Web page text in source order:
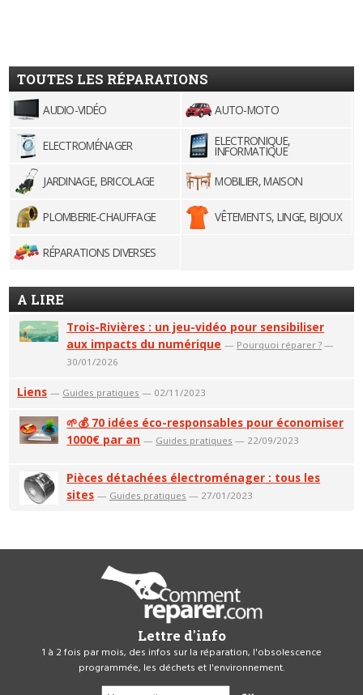
TOUTES LES RÉPARATIONS
AUDIO-VIDÉO AUTO-MOTO
ELECTROMÉNAGER ELECTRONIQUE,
INFORMATIQUE
JARDINAGE, BRICOLAGE
MOBILIER, MAISON
PLOMBERIE-CHAUFFAGE VÊTEMENTS, LINGE, BIJOUX
RÉPARATIONS DIVERSES
A LIRE
Trois-Rivières : un jeu-vidéo pour sensibiliser
aux impacts du numérique — Pourquoi réparer ? —
30/01/2026
Liens — Guides pratiques — 02/11/2023
🌱💰 70 idées éco-responsables pour économiser
1000€ par an — Guides pratiques — 22/09/2023
Pièces détachées électroménager : tous les
sites — Guides pratiques — 27/01/2023
Lettre d'info
1 à 2 fois par mois, des infos sur la réparation, l'obsolescence
programmée, les déchets et l'environnement.